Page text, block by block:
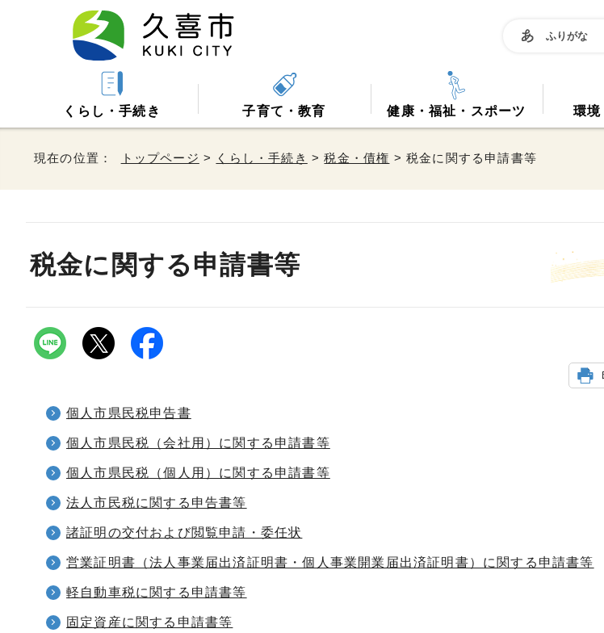
ふりがな
くらし・手続き 子育て・教育 健康・福祉・スポーツ 環境
現在の位置： トップページ > くらし・手続き >税金・債権 > 税金に関する申請書等
税金に関する申請書等
個人市県民税申告書
個人市県民税（会社用）に関する申請書等
個人市県民税（個人用）に関する申請書等
法人市民税に関する申告書等
諸証明の交付および閲覧申請・委任状
営業証明書（法人事業届出済証明書・個人事業開業届出済証明書）に関する申請書等
軽自動車税に関する申請書等
固定資産に関する申請書等